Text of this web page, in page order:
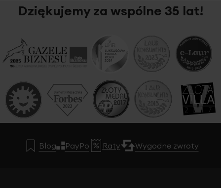
Dziękujemy za wspólne 35 lat!
Blog PayPo Raty Wygodne zwroty